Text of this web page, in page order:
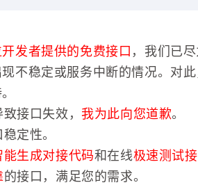
发者提供的免费接口 ，我们已
不稳定或服务中断的情况。对此
接口失效， 我为此向您道歉。
定性。
能生成对接代码和在线极速测试
的接口，满足您的需求。